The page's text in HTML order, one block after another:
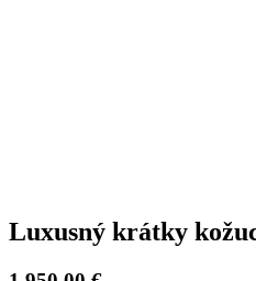
Luxusný krátky